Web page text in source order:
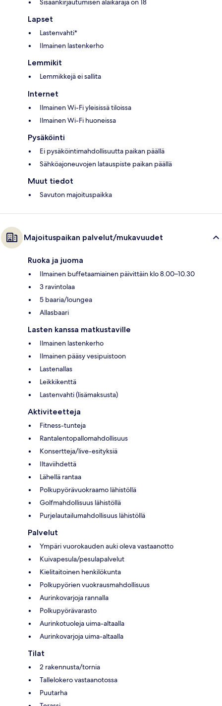
Sisäänkirjautumisen alaikäraja on 18
Lapset
Lastenvahti*
Ilmainen lastenkerho
Lemmikit
Lemmikkejä ei sallita
Internet
Ilmainen Wi-Fi yleisissä tiloissa
Ilmainen Wi-Fi huoneissa
Pysäköinti
Ei pysäköintimahdollisuutta paikan päällä
Sähköajoneuvojen latauspiste paikan päällä
Muut tiedot
Savuton majoituspaikka
Majoituspaikan palvelut/mukavuudet
Ruoka ja juoma
Ilmainen buffetaamiainen päivittäin klo 8.00–10.30
3 ravintolaa
5 baaria/loungea
Allasbaari
Lasten kanssa matkustaville
Ilmainen lastenkerho
Ilmainen pääsy vesipuistoon
Lastenallas
Leikkikenttä
Lastenvahti (lisämaksusta)
Aktiviteetteja
Fitness-tunteja
Rantalentopallomahdollisuus
Konsertteja/live-esityksiä
Iltaviihdettä
Lähellä rantaa
Polkupyörävuokraamo lähistöllä
Golfmahdollisuus lähistöllä
Purjelautailumahdollisuus lähistöllä
Palvelut
Ympäri vuorokauden auki oleva vastaanotto
Kuivapesula/pesulapalvelut
Kielitaitoinen henkilökunta
Polkupyörien vuokrausmahdollisuus
Aurinkovarjoja rannalla
Polkupyörävarasto
Aurinkotuoleja uima-altaalla
Aurinkovarjoja uima-altaalla
Tilat
2 rakennusta/tornia
Tallelokero vastaanotossa
Puutarha